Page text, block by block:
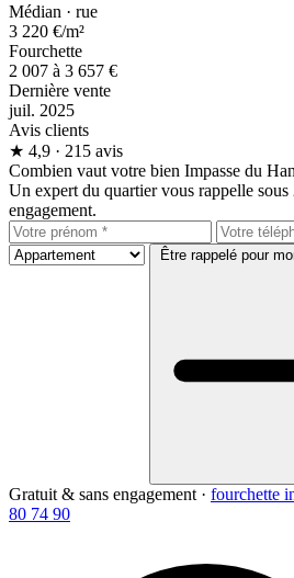
Médian · rue
3 220 €/m²
Fourchette
2 007 à 3 657 €
Dernière vente
juil. 2025
Avis clients
★ 4,9 · 215 avis
Combien vaut votre bien Impasse du
Un expert du quartier vous rappelle sous
engagement.
Être rappelé pour
Gratuit & sans engagement · fourchette
80 74 90